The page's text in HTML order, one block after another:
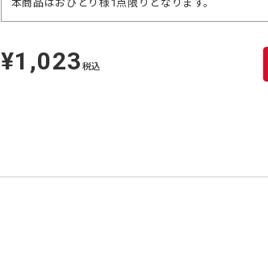
本商品はおひとり様1点限りとなります。
定
価
¥1,023 税込